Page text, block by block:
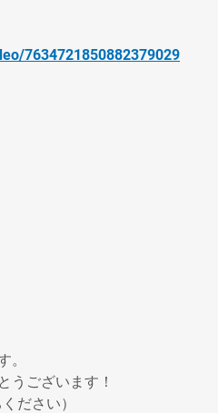
7634721850882379029
。
うございます！
ださい）